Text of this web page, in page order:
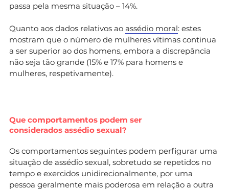
passa pela mesma situação – 14%.
Quanto aos dados relativos ao assédio moral: estes
mostram que o número de mulheres vítimas continua
a ser superior ao dos homens, embora a discrepância
não seja tão grande (15% e 17% para homens e
mulheres, respetivamente).
Que comportamentos podem ser
considerados assédio sexual?
Os comportamentos seguintes podem perfigurar uma
situação de assédio sexual, sobretudo se repetidos no
tempo e exercidos unidirecionalmente, por uma
pessoa geralmente mais poderosa em relação a outra